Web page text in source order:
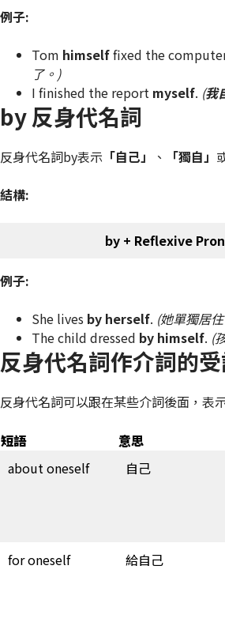
例子:
Tom himselffixed the
了。)
I finished the report myself. (我
by 反身代名詞
反身代名詞by表示 「自己」 、 「獨自」
結構:
by + Reflexive
例子:
She lives by herself. (她單獨居
The child dressed by himself. (
反身代名詞作介詞的
反身代名詞可以跟在某些介詞後面，表
短語 意思
about oneself
自己
for oneself
給自己